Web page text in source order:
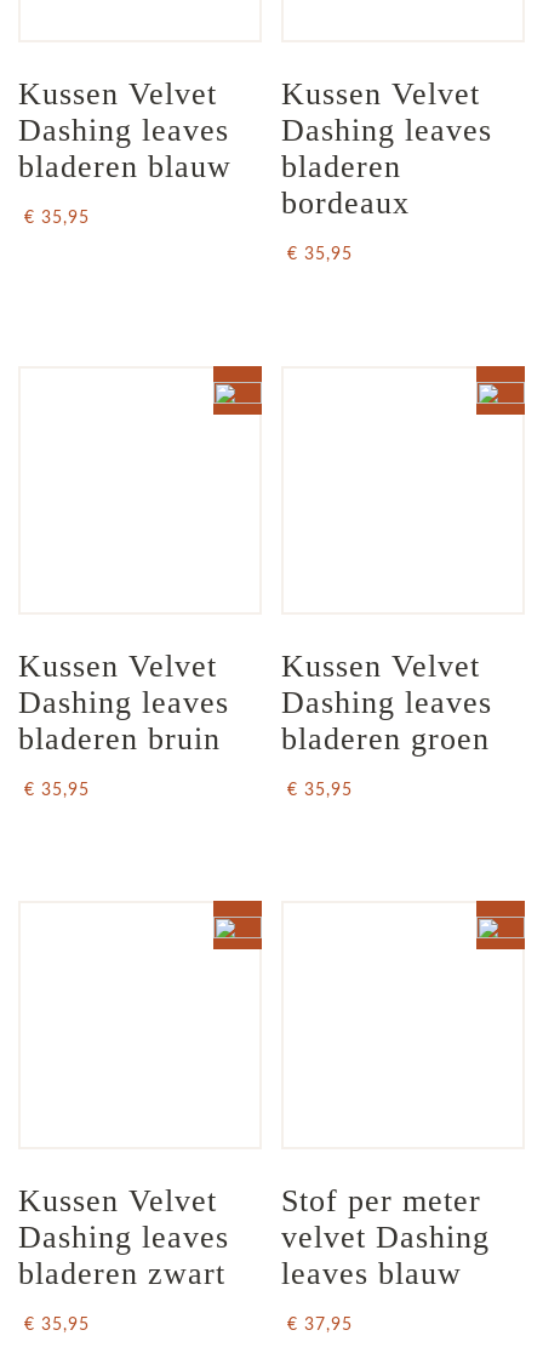
Kussen Velvet
Dashing leaves
bladeren blauw
€ 35,95
Kussen Velvet
Dashing leaves
bladeren
bordeaux
€ 35,95
Kussen Velvet
Dashing leaves
bladeren bruin
€ 35,95
Kussen Velvet
Dashing leaves
bladeren groen
€ 35,95
Kussen Velvet
Dashing leaves
bladeren zwart
€ 35,95
Stof per meter
velvet Dashing
leaves blauw
€ 37,95